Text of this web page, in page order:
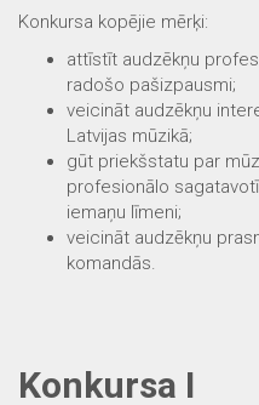
Konkursa kopējie mērķi:
attīstīt audzēkņu
radošo pašizpausmi;
veicināt audzēkņu
Latvijas mūzikā;
gūt priekšstatu par
profesionālo
iemaņu līmeni;
veicināt audzēkņu
komandās.
Konkursa I